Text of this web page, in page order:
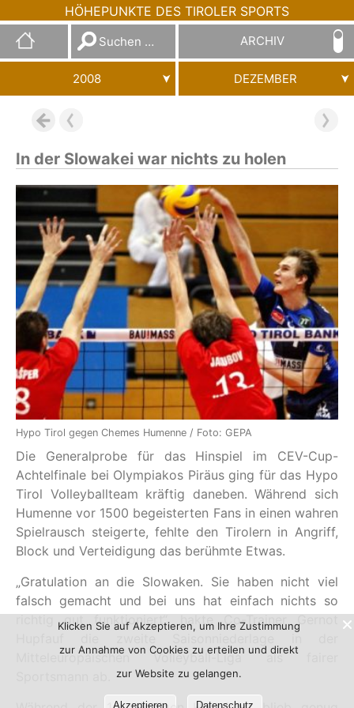
HÖHEPUNKTE DES TIROLER SPORTS
Suchen
nach:
ARCHIV
2008 DEZEMBER
In der Slowakei war nichts zu holen
Hypo Tirol gegen Chemes Humenne / Foto: GEPA
Die Generalprobe für das Hinspiel im CEV-Cup-
Achtelfinale bei Olympiakos Piräus ging für das Hypo
Tirol Volleyballteam kräftig daneben. Während sich
Humenne vor 1500 begeisterten Fans in einen wahren
Spielrausch steigerte, fehlte den Tirolern in Angriff,
Block und Verteidigung das berühmte Etwas.
„Gratulation an die Slowaken. Sie haben nicht viel
falsch gemacht und bei uns hat einfach nichts so
richtig gut funktioniert“, hakte Co-Trainer Gernot
Mitteleuropäischen Volleyball-Liga als fairer
Klicken Sie auf Akzeptieren, um Ihre Zustimmung
zur Annahme von Cookies zu erteilen und direkt
zur Website zu gelangen.
Akzeptieren Datenschutz